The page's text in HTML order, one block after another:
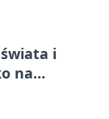
i
na